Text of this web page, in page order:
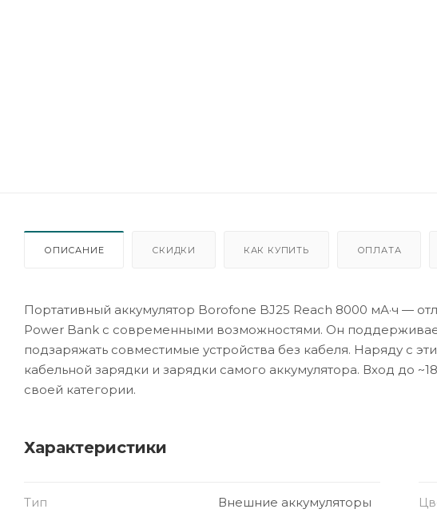
ОПИСАНИЕ СКИДКИ КАК КУПИТЬ ОПЛАТА
Портативный аккумулятор Borofone BJ25 Reach 8000 мА·ч —
Power Bank с современными возможностями. Он
подзаряжать совместимые устройства без кабеля. Наряду с
кабельной зарядки и зарядки самого аккумулятора. Вход до
своей категории.
Характеристики
Тип
Внешние аккумуляторы